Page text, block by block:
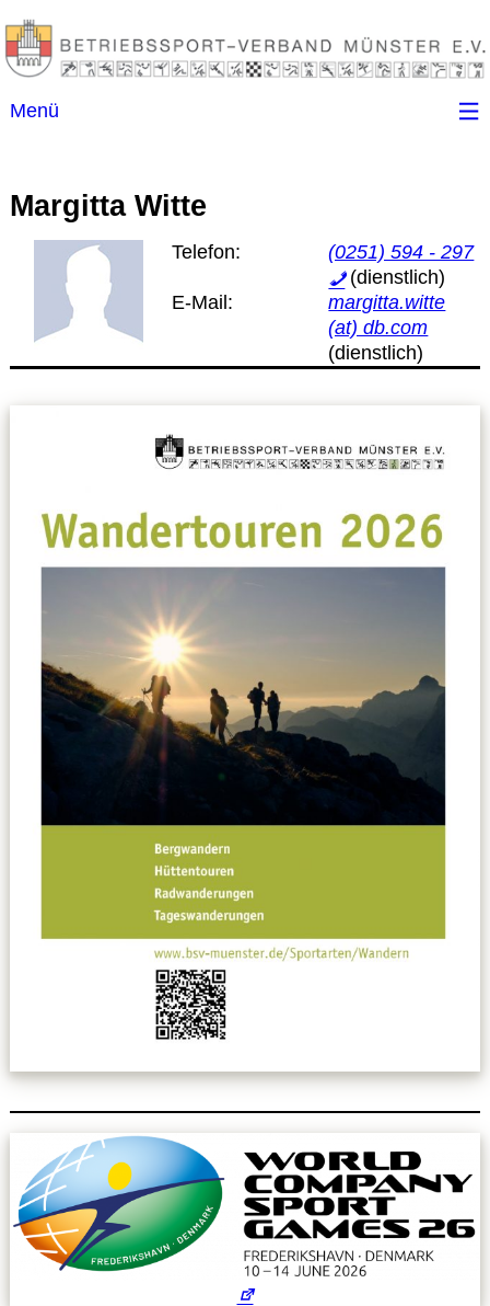
Menü
Kontakt
Ansprechpartner
Datenschutzerklärung
Spielpläne / Ergebnisse / Tabellen
Betriebssport
übergeordnete Verbände
Downloads
Kalender
Margitta Witte
Telefon: (0251) 594 - 297
E-Mail:
margitta.witte
(at) db.com